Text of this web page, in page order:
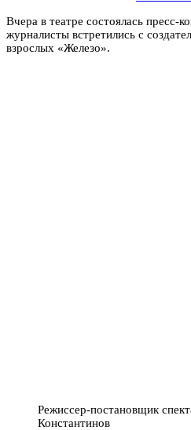
Вчера в театре состоялась пресс-
журналисты встретились с
взрослых «Железо».
Режиссер-постановщик
Константинов